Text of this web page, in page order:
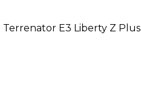
E3 Liberty Z Plus